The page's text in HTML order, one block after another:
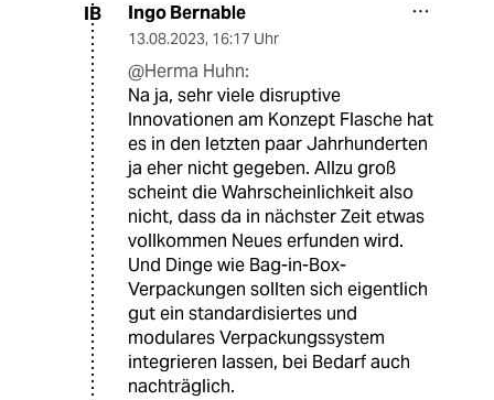
IB Ingo Bernable
13.08.2023, 16:17 Uhr
@Herma Huhn:
Na ja, sehr viele disruptive
Innovationen am Konzept Flasche hat
es in den letzten paar Jahrhunderten
ja eher nicht gegeben. Allzu groß
scheint die Wahrscheinlichkeit also
nicht, dass da in nächster Zeit etwas
vollkommen Neues erfunden wird.
Und Dinge wie Bag-in-Box-
Verpackungen sollten sich eigentlich
gut ein standardisiertes und
modulares Verpackungssystem
integrieren lassen, bei Bedarf auch
nachträglich.